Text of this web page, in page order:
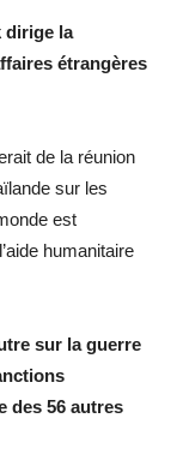
dirige la
étrangères
de la réunion
sur les
est
humanitaire
sur la guerre
des 56 autres